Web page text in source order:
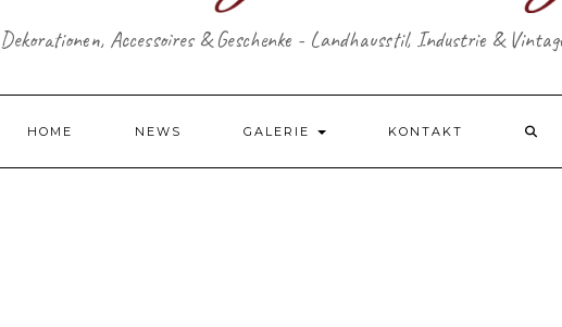
Dekorationen, Accessoires & Geschenke - Landhausstil, Industrie &
HOME NEWS GALERIE KONTAKT